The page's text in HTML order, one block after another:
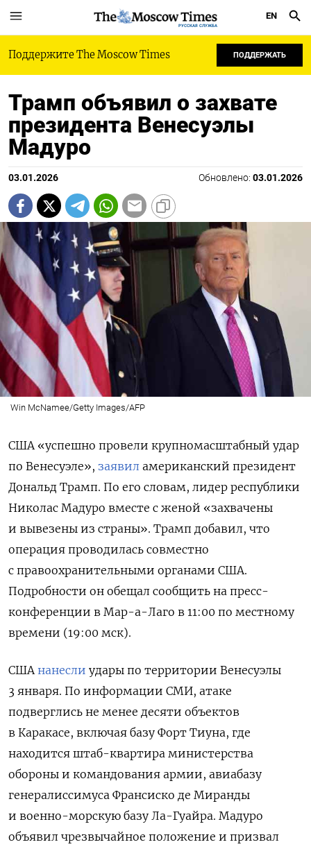
РУССКАЯ СЛУЖБА
EN
Поддержите The Moscow Times ПОДДЕРЖАТЬ
Трамп объявил о захвате
президента Венесуэлы
Мадуро
03.01.2026 Обновлено: 03.01.2026
Win McNamee/Getty Images/AFP
США «успешно провели крупномасштабный удар
по Венесуэле», заявил американский президент
Дональд Трамп. По его словам, лидер республики
Николас Мадуро вместе с женой «захвачены
и вывезены из страны». Трамп добавил, что
операция проводилась совместно
с правоохранительными органами США.
Подробности он обещал сообщить на пресс-
конференции в Мар-а-Лаго в 11:00 по местному
времени (19:00 мск).
США нанесли удары по территории Венесуэлы
3 января. По информации СМИ, атаке
подверглись не менее десяти объектов
в Каракасе, включая базу Форт Тиуна, где
находится штаб-квартира министерства
обороны и командования армии, авиабазу
генералиссимуса Франсиско де Миранды
и военно-морскую базу Ла-Гуайра. Мадуро
объявил чрезвычайное положение и призвал